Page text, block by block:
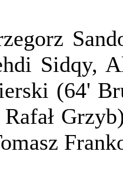
Sidqy,
(64'